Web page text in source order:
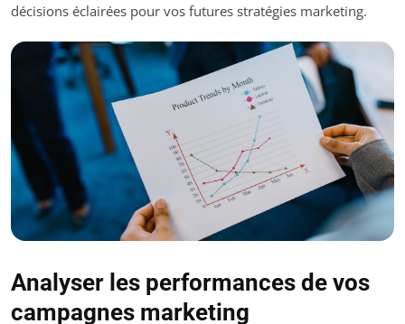
décisions éclairées pour vos futures stratégies marketing.
Analyser les performances de vos
campagnes marketing